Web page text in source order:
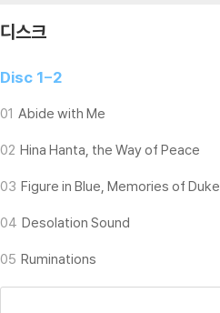
디스크
Disc 1-2
01 Abide with Me
02 Hina Hanta, the Way of Peace
03 Figure in Blue, Memories of Duke
04 Desolation Sound
05 Ruminations